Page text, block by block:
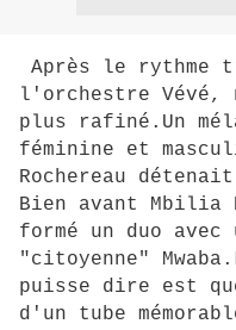
Après le rythme
l'orchestre Vévé,
plus rafiné.Un
féminine et
Rochereau
Bien avant Mbilia
formé un duo
"citoyenne"
puisse dire est
d'un tube